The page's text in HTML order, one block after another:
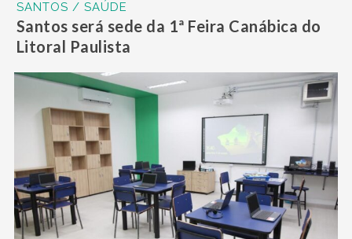
SANTOS / SAÚDE
Santos será sede da 1ª Feira Canábica do
Litoral Paulista